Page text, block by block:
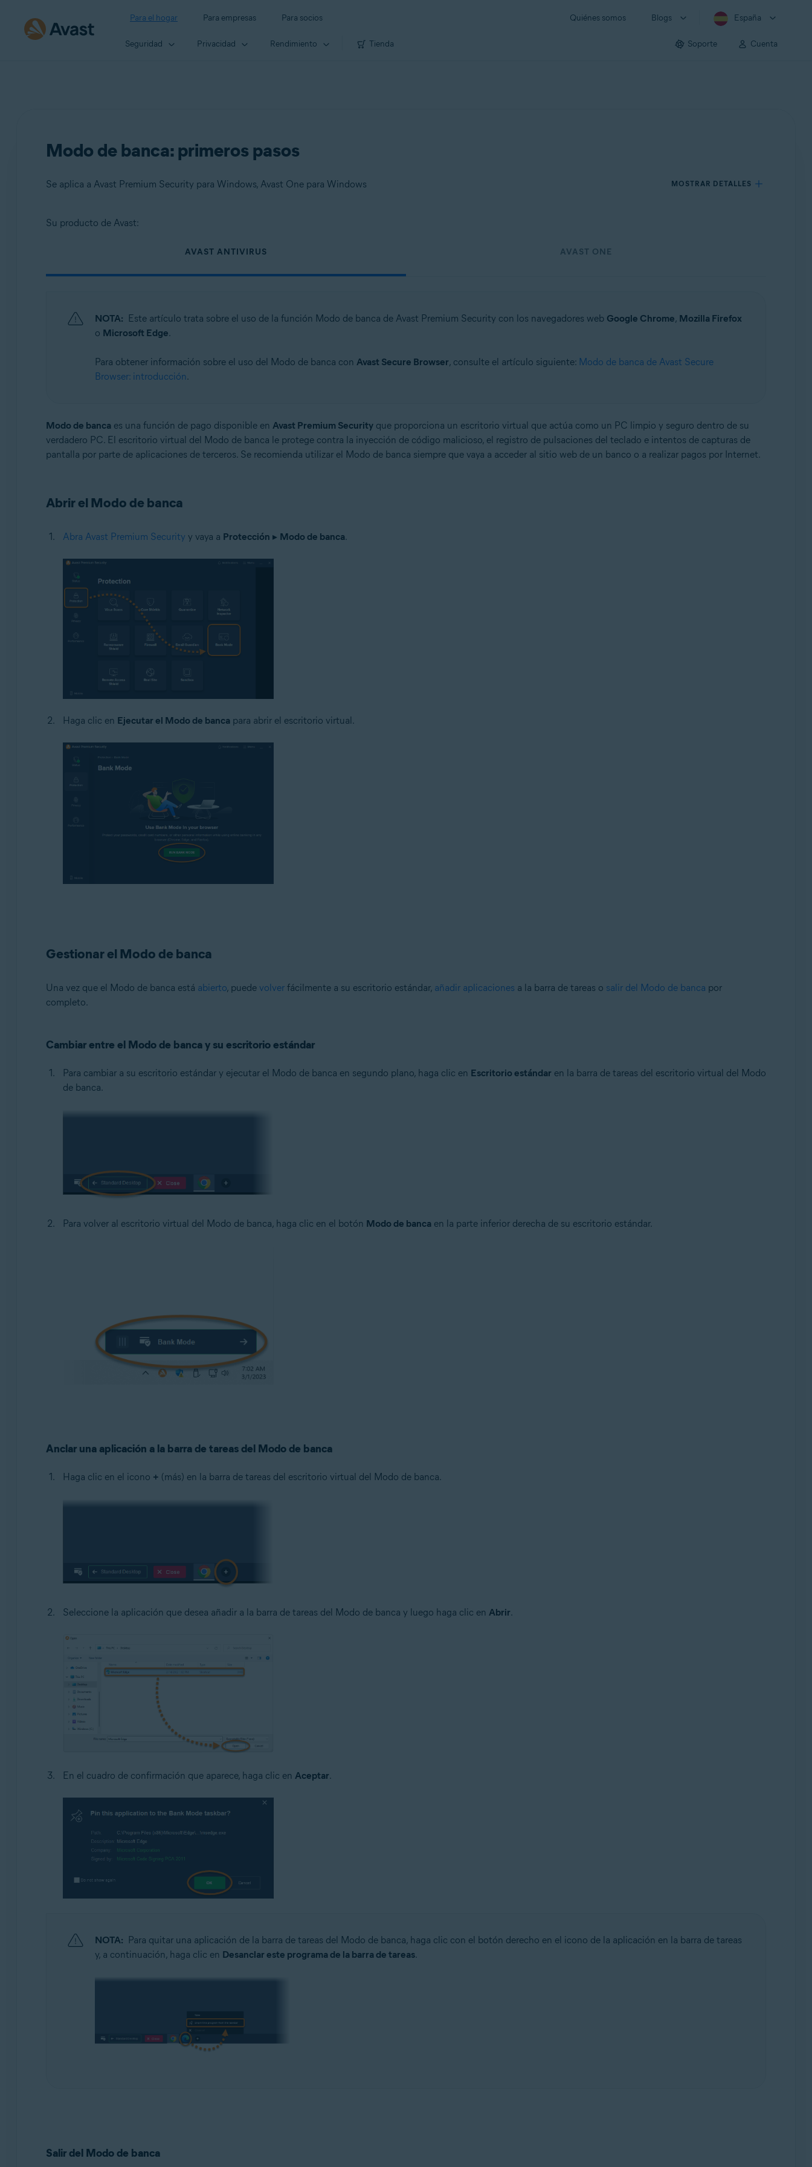
Para el hogar Para empresas Para socios Quiénes somos Blogs España
Seguridad Privacidad Rendimiento Tienda Soporte Cuenta
Modo de banca: primeros pasos
Se aplica a Avast Premium Security para Windows, Avast One para Windows MOSTRAR DETALLES
Avast Premium Security 24.x para Windows
Microsoft Windows 11 Home/Pro/Enterprise/Education
Microsoft Windows 10 Home/Pro/Enterprise/Education - 32 o 64 bits
Microsoft Windows 8/Pro/Enterprise - 32 o 64 bits
Microsoft Windows 7 Home Basic/Home Premium/Professional/Enterprise/Ultimate - Service Pack 1 con Convenient Rollup Update, 32 o 64 bits
Su producto de Avast:
AVAST ANTIVIRUS AVAST ONE
NOTA: Este artículo trata sobre el uso de la función Modo de banca de Avast Premium Security con los navegadores web Google Chrome, Mozilla Firefox
o Microsoft Edge.
Para obtener información sobre el uso del Modo de banca con Avast Secure Browser, consulte el artículo siguiente: Modo de banca de Avast Secure
Browser: introducción.
Modo de bancaes una función de pago disponible en Avast Premium Securityque proporciona un escritorio virtual que actúa como un PC limpio y seguro dentro de su
verdadero PC. El escritorio virtual del Modo de banca le protege contra la inyección de código malicioso, el registro de pulsaciones del teclado e intentos de capturas de
pantalla por parte de aplicaciones de terceros. Se recomienda utilizar el Modo de banca siempre que vaya a acceder al sitio web de un banco o a realizar pagos por Internet.
Abrir el Modo de banca
Abra Avast Premium Security y vaya a Protección ▸ Modo de banca.
Haga clic en Ejecutar el Modo de bancapara abrir el escritorio virtual.
Gestionar el Modo de banca
Una vez que el Modo de banca está abierto, puede volverfácilmente a su escritorio estándar, añadir aplicaciones a la barra de tareas o salir del Modo de banca por
completo.
Cambiar entre el Modo de banca y su escritorio estándar
Para cambiar a su escritorio estándar y ejecutar el Modo de banca en segundo plano, haga clic en Escritorio estándar en la barra de tareas del escritorio virtual del Modo
de banca.
Para volver al escritorio virtual del Modo de banca, haga clic en el botón Modo de bancaen la parte inferior derecha de su escritorio estándar.
Anclar una aplicación a la barra de tareas del Modo de banca
Haga clic en el icono + (más) en la barra de tareas del escritorio virtual del Modo de banca.
Seleccione la aplicación que desea añadir a la barra de tareas del Modo de banca y luego haga clic en Abrir.
En el cuadro de confirmación que aparece, haga clic en Aceptar.
NOTA: Para quitar una aplicación de la barra de tareas del Modo de banca, haga clic con el botón derecho en el icono de la aplicación en la barra de tareas
y, a continuación, haga clic en Desanclar este programa de la barra de tareas.
Salir del Modo de banca